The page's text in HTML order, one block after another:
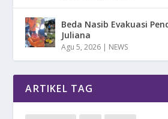
Beda Nasib Evakuasi
Juliana
Agu 5, 2026 | NEWS
ARTIKEL TAG